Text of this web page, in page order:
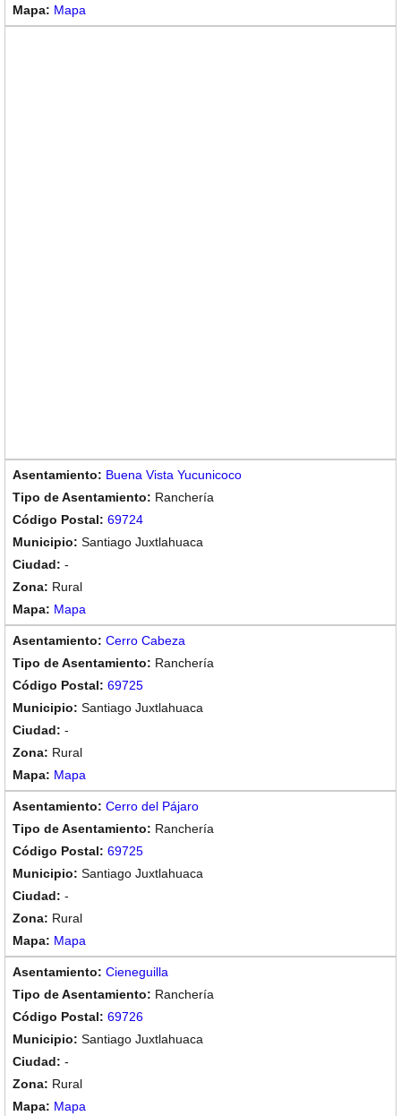
Mapa
Buena Vista Yucunicoco
Ranchería
69724
Santiago Juxtlahuaca
-
Rural
Mapa
Cerro Cabeza
Ranchería
69725
Santiago Juxtlahuaca
-
Rural
Mapa
Cerro del Pájaro
Ranchería
69725
Santiago Juxtlahuaca
-
Rural
Mapa
Cieneguilla
Ranchería
69726
Santiago Juxtlahuaca
-
Rural
Mapa